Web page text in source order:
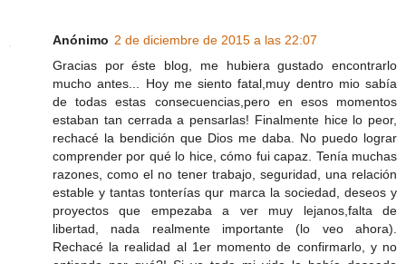
Anónimo 2 de diciembre de 2015 a las 22:07
Gracias por éste blog, me hubiera gustado encontrarlo
mucho antes... Hoy me siento fatal,muy dentro mio sabía
de todas estas consecuencias,pero en esos momentos
estaban tan cerrada a pensarlas! Finalmente hice lo peor,
rechacé la bendición que Dios me daba. No puedo lograr
comprender por qué lo hice, cómo fui capaz. Tenía muchas
razones, como el no tener trabajo, seguridad, una relación
estable y tantas tonterías qur marca la sociedad, deseos y
proyectos que empezaba a ver muy lejanos,falta de
libertad, nada realmente importante (lo veo ahora).
Rechacé la realidad al 1er momento de confirmarlo, y no